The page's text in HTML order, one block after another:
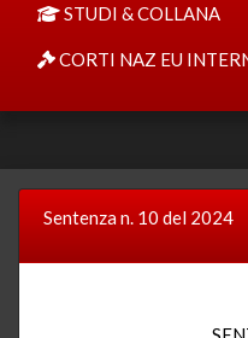
STUDI & COLLANA
CORTI NAZ EU
Sentenza n. 10 del 2024